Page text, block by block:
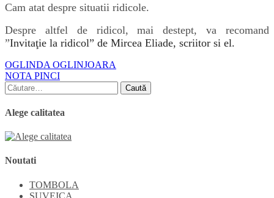
Cam atat despre situatii ridicole.
Despre altfel de ridicol, mai destept, va recomand
”Invitaţie la ridicol” de Mircea Eliade, scriitor si el.
Navigare
în
articole
OGLINDA OGLINJOARA
NOTA PINCI
Caută
după:
Alege calitatea
Noutati
TOMBOLA
SUVEICA